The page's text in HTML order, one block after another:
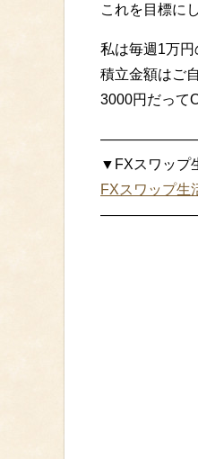
これを目標に
私は毎週1万円
積立金額はご
3000円だって
▼FXスワップ
FXスワップ生